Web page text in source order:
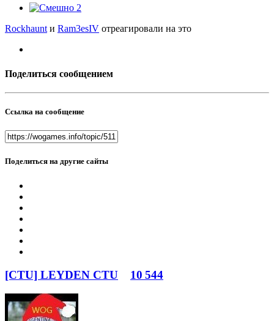
2
Rockhaunt и Ram3esIV отреагировали на это
Поделиться сообщением
Ссылка на сообщение
Поделиться на другие сайты
[CTU] LEYDEN CTU 10 544